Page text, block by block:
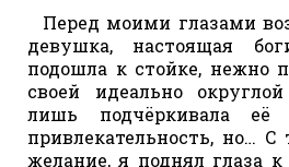
Перед моими глазами
девушка, настоящая
подошла к стойке, нежно
своей идеально
лишь подчёркивала её
привлекательность, но… С
желание, я поднял глаза